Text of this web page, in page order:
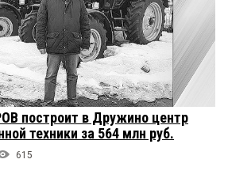
построит в Дружино центр
техники за 564 млн руб.
615